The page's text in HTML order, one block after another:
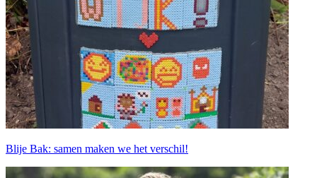
Blije Bak: samen maken we het verschil!